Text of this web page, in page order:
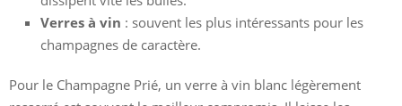
Verres à vin : souvent les plus intéressants pour les
champagnes de caractère.
Pour le Champagne Prié, un verre à vin blanc légèrement